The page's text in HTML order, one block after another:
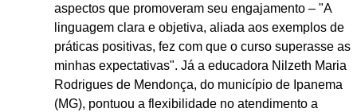
aspectos que promoveram seu engajamento – "A
linguagem clara e objetiva, aliada aos exemplos de
práticas positivas, fez com que o curso superasse as
minhas expectativas". Já a educadora Nilzeth Maria
Rodrigues de Mendonça, do município de Ipanema
(MG), pontuou a flexibilidade no atendimento a